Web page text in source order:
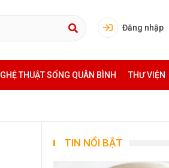
Đăng nhập
THUẬT SỐNG QUÂN BÌNH THƯ VIỆN
TIN NỔI BẬT